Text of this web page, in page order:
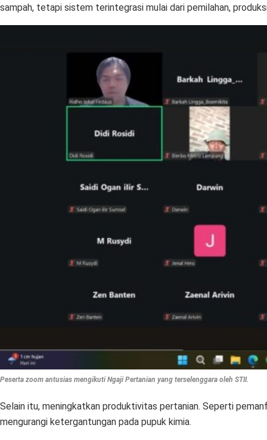
sampah, tetapi sistem terintegrasi mulai dari pemilahan,
Peserta zoom antusias mengikuti Ngaji Pertanian yang terselenggara oleh STII.
Selain itu, meningkatkan produktivitas pertanian. Seperti
mengurangi ketergantungan pada pupuk kimia.